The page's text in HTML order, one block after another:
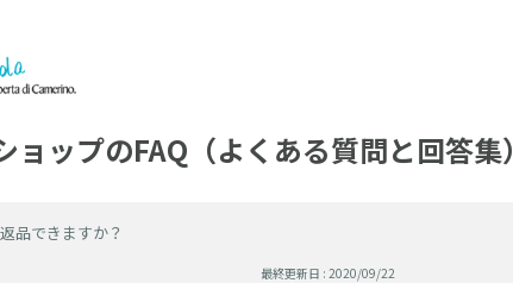
ップのFAQ（よくある質問と回答集）
品できますか？
最終更新日 : 2020/09/22